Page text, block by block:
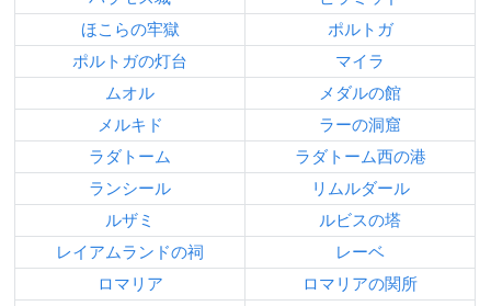
ほこらの牢獄
ポルトガ
ポルトガの灯台
マイラ
ムオル
メダルの館
メルキド
ラーの洞窟
ラダトーム
ラダトーム西の港
ランシール
リムルダール
ルザミ
ルビスの塔
レイアムランドの祠
レーベ
ロマリア
ロマリアの関所